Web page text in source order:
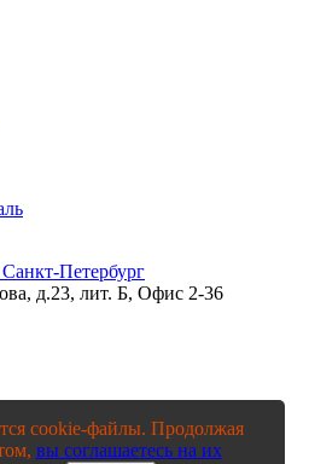
д.23, лит. Б, Офис 2-36
cookie-файлы. Продолжая
вы соглашаетесь на их